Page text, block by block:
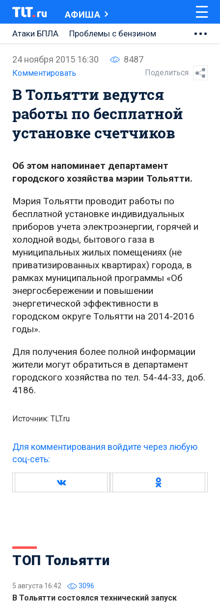
АФИША
Атаки БПЛА
Проблемы с бензином
АВТОВАЗ
Ремонт Центральной площади
Ремонт Обводного шоссе
Набережная Тольятти
Неделя Тольятти
24 ноября 2015 16:30 8487
Комментировать Поделиться
В Тольятти ведутся
работы по бесплатной
установке счетчиков
Об этом напоминает департамент
городского хозяйства мэрии Тольятти.
Мэрия Тольятти проводит работы по
бесплатной установке индивидуальных
приборов учета электроэнергии, горячей и
холодной воды, бытового газа в
муниципальных жилых помещениях (не
приватизированных квартирах) города, в
рамках муниципальной программы «Об
энергосбережении и повышении
энергетической эффективности в
городском округе Тольятти на 2014-2016
годы».
Для получения более полной информации
жители могут обратиться в департамент
городского хозяйства по тел. 54-44-33, доб.
4186.
Источник: TLT.ru
Для комментирования войдите через любую
соц-сеть:
ТОП Тольятти
5 августа 16:42 3096
В Тольятти состоялся технический запуск